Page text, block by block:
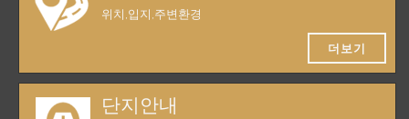
위치,입지,주변환경
더보기
단지안내